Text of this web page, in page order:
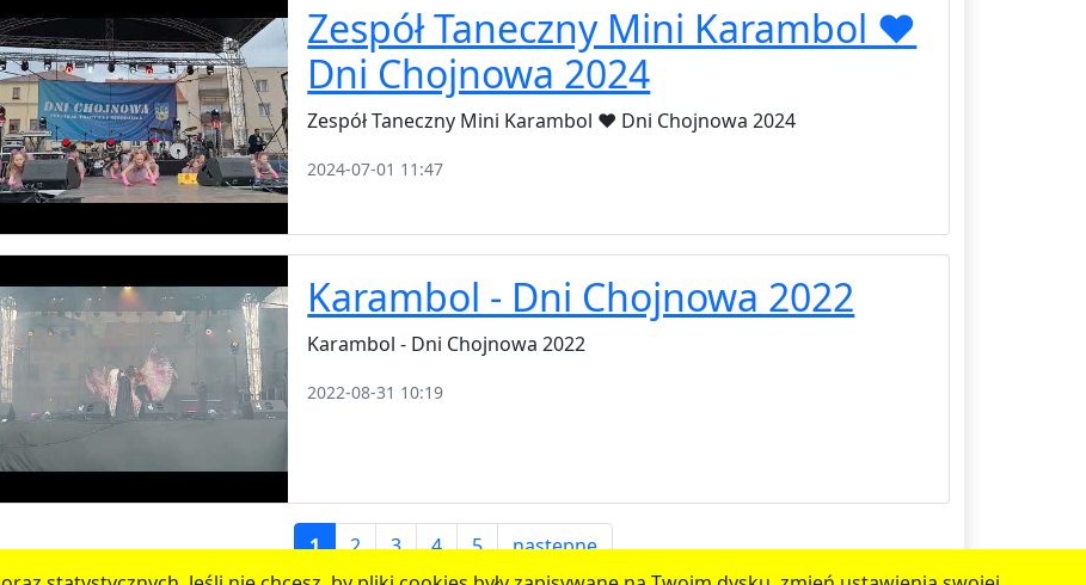
Zespół Taneczny Mini Karambol ❤️
Dni Chojnowa 2024
Zespół Taneczny Mini Karambol ❤️ Dni Chojnowa 2024
2024-07-01 11:47
Karambol - Dni Chojnowa 2022
Karambol - Dni Chojnowa 2022
2022-08-31 10:19
1 2 3 4 5 następne